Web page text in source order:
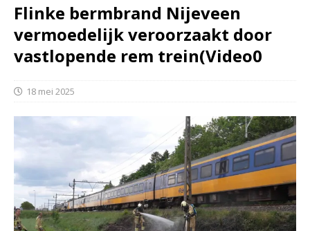
Flinke bermbrand Nijeveen
vermoedelijk veroorzaakt door
vastlopende rem trein(Video0
18 mei 2025